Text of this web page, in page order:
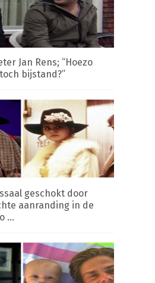
Jan Rens; “Hoezo
bijstand?”
geschokt door
aanranding in de
…